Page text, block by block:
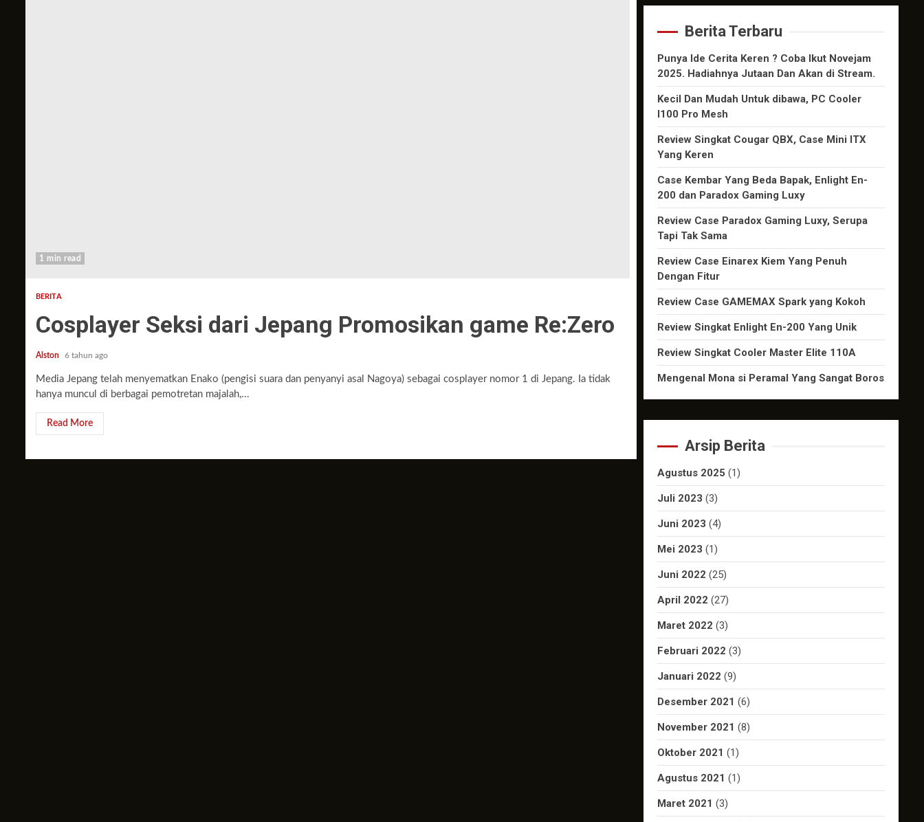
1 min read
BERITA
Cosplayer Seksi dari Jepang Promosikan game Re:Zero
Alston 6 tahun ago
Media Jepang telah menyematkan Enako (pengisi suara dan penyanyi asal Nagoya) sebagai cosplayer nomor 1 di Jepang. Ia tidak
hanya muncul di berbagai pemotretan majalah,...
Read More
Berita Terbaru
Punya Ide Cerita Keren ? Coba Ikut Novejam
2025. Hadiahnya Jutaan Dan Akan di Stream.
Kecil Dan Mudah Untuk dibawa, PC Cooler
I100 Pro Mesh
Review Singkat Cougar QBX, Case Mini ITX
Yang Keren
Case Kembar Yang Beda Bapak, Enlight En-
200 dan Paradox Gaming Luxy
Review Case Paradox Gaming Luxy, Serupa
Tapi Tak Sama
Review Case Einarex Kiem Yang Penuh
Dengan Fitur
Review Case GAMEMAX Spark yang Kokoh
Review Singkat Enlight En-200 Yang Unik
Review Singkat Cooler Master Elite 110A
Mengenal Mona si Peramal Yang Sangat Boros
Arsip Berita
Agustus 2025 (1)
Juli 2023 (3)
Juni 2023 (4)
Mei 2023 (1)
Juni 2022 (25)
April 2022 (27)
Maret 2022 (3)
Februari 2022 (3)
Januari 2022 (9)
Desember 2021 (6)
November 2021 (8)
Oktober 2021 (1)
Agustus 2021 (1)
Maret 2021 (3)